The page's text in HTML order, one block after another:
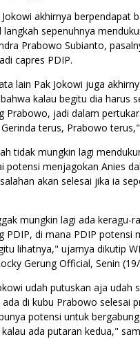
akhirnya berpendapat
langkah sepenuhnya
Prabowo Subianto,
capres PDIP.
lain Pak Jokowi juga
kalau begitu dia harus
Prabowo, jadi dalam
terus, Prabowo
tidak mungkin lagi
potensi menjagokan Anies
akan selesai jika ia
mungkin lagi ada keragu-
PDIP, di mana PDIP potensi
lihatnya," ujarnya dikutip
Gerung Official, Senin
udah putuskan aja udah
ada di kubu Prabowo selesai
potensi untuk
ada putaran kedua,"